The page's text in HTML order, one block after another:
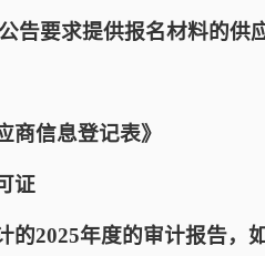
告要求提供报名材料的供
商信息登记表》
证
的2025年度的审计报告，